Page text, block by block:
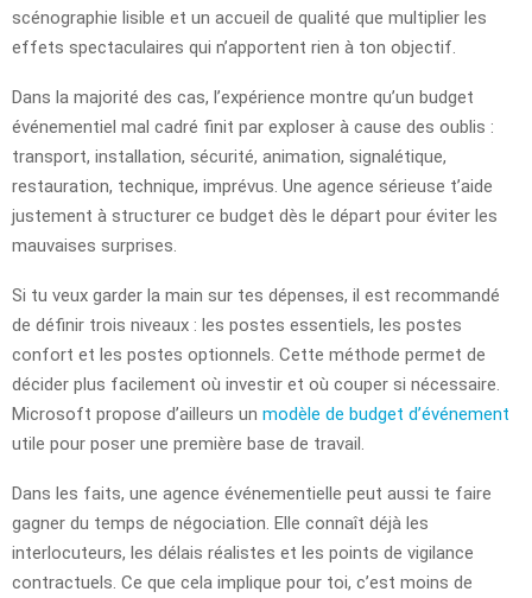
scénographie lisible et un accueil de qualité que multiplier les
effets spectaculaires qui n’apportent rien à ton objectif.
Dans la majorité des cas, l’expérience montre qu’un budget
événementiel mal cadré finit par exploser à cause des oublis :
transport, installation, sécurité, animation, signalétique,
restauration, technique, imprévus. Une agence sérieuse t’aide
justement à structurer ce budget dès le départ pour éviter les
mauvaises surprises.
Si tu veux garder la main sur tes dépenses, il est recommandé
de définir trois niveaux : les postes essentiels, les postes
confort et les postes optionnels. Cette méthode permet de
décider plus facilement où investir et où couper si nécessaire.
Microsoft propose d’ailleurs un modèle de budget d’événement
utile pour poser une première base de travail.
Dans les faits, une agence événementielle peut aussi te faire
gagner du temps de négociation. Elle connaît déjà les
interlocuteurs, les délais réalistes et les points de vigilance
contractuels. Ce que cela implique pour toi, c’est moins de